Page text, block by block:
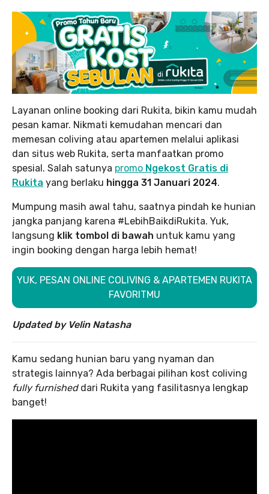
Layanan online booking dari Rukita, bikin kamu mudah
pesan kamar. Nikmati kemudahan mencari dan
memesan coliving atau apartemen melalui aplikasi
dan situs web Rukita, serta manfaatkan promo
spesial. Salah satunya promo Ngekost Gratis di
Rukita yang berlaku hingga 31 Januari 2024.
Mumpung masih awal tahu, saatnya pindah ke hunian
jangka panjang karena #LebihBaikdiRukita. Yuk,
langsung klik tombol di bawah untuk kamu yang
ingin booking dengan harga lebih hemat!
YUK, PESAN ONLINE COLIVING & APARTEMEN RUKITA
FAVORITMU
Updated by Velin Natasha
Kamu sedang hunian baru yang nyaman dan
strategis lainnya? Ada berbagai pilihan kost coliving
fully furnished dari Rukita yang fasilitasnya lengkap
banget!